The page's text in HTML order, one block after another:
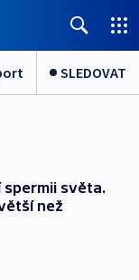
SLEDOVAT
spermii světa.
než